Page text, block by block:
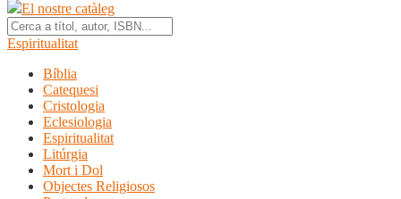
El nostre catàleg
Espiritualitat
Bíblia
Catequesi
Cristologia
Eclesiologia
Espiritualitat
Litúrgia
Mort i Dol
Objectes Religiosos